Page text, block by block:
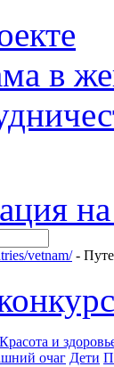
в
vetnam/-
Красота и
очаг Дети